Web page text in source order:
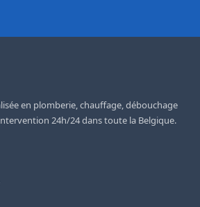
en plomberie, chauffage, débouchage
24h/24 dans toute la Belgique.